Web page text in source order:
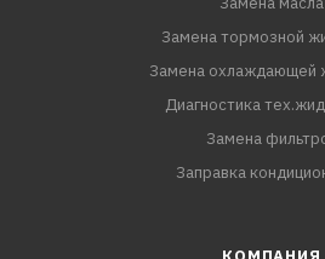
Замена тормозной
Замена охлаждающей
Диагностика
Замена
Заправка